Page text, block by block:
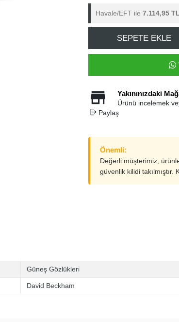
Havale/EFT ile 7.114,95 TL
SEPETE EKLE
Yakınınızdaki
Ürünü incelemek
Paylaş
Önemli:
Değerli müşterimiz,
güvenlik kilidi
Güneş Gözlükleri
David Beckham